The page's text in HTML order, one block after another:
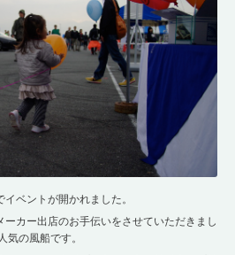
ベントが開かれました。
カー出店のお手伝いをさせていただきまし
気の風船です。